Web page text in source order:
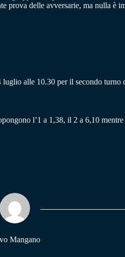
prova delle avversarie, ma nulla è
alle 10.30 per il secondo
l’1 a 1,38, il 2 a 6,10
Mangano